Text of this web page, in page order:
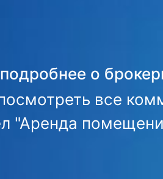
о
все
"Аренда